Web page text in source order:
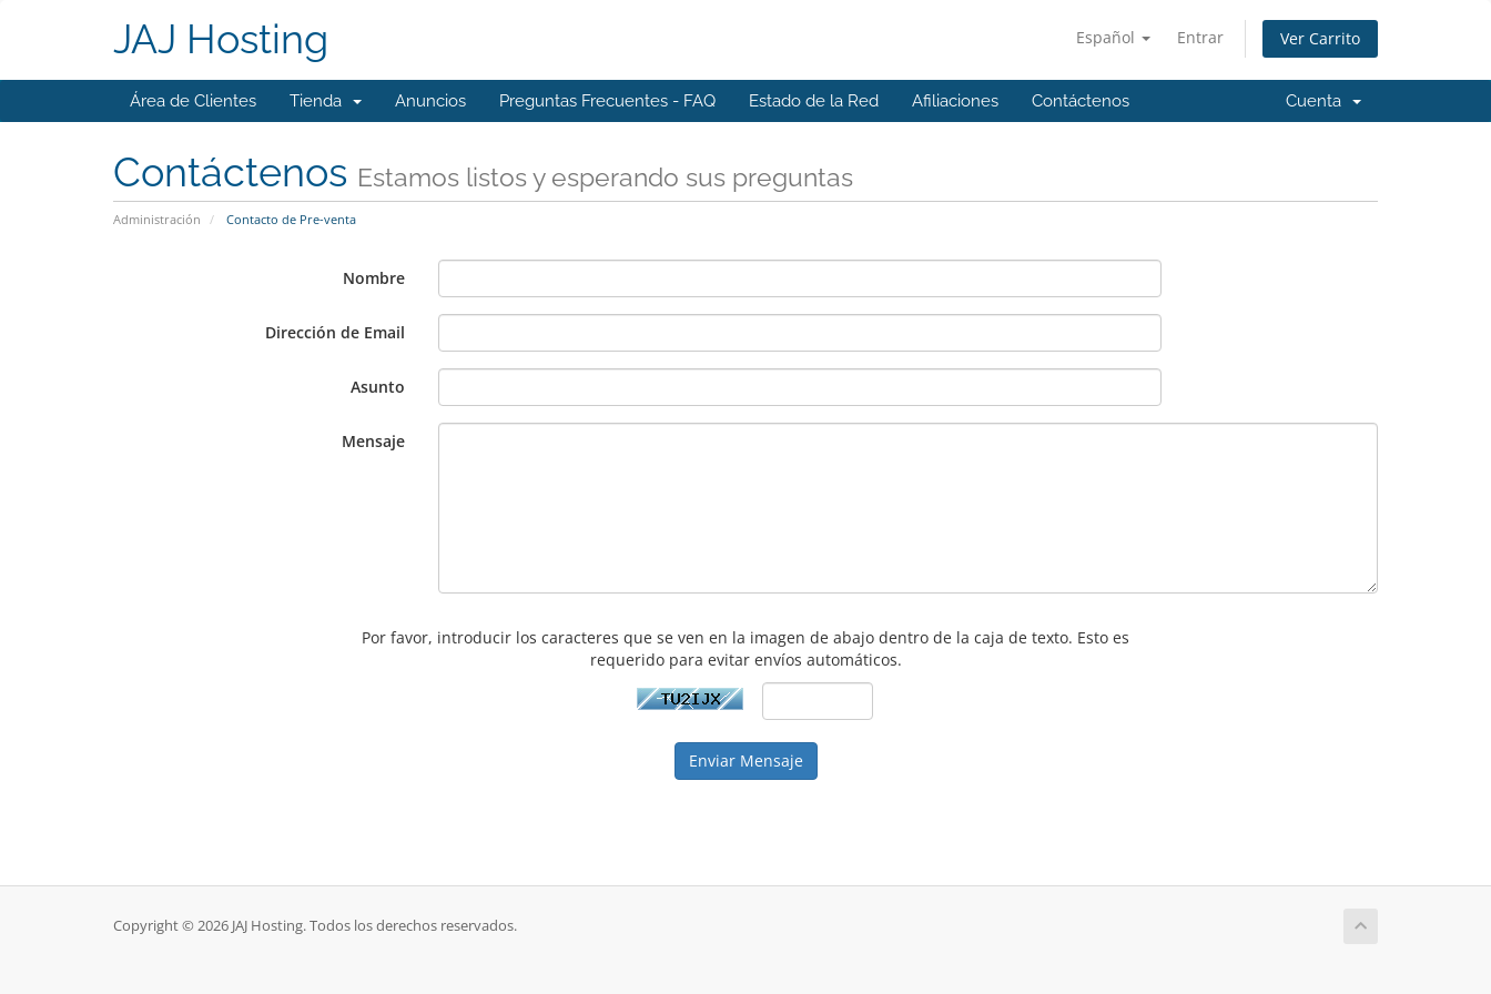
Español Entrar Ver Carrito
JAJ Hosting
Área de Clientes Tienda Anuncios Preguntas Frecuentes - FAQ Estado de la Red Afiliaciones Contáctenos Cuenta
Contáctenos Estamos listos y esperando sus preguntas
Administración Contacto de Pre-venta
Nombre
Dirección de Email
Asunto
Mensaje
Por favor, introducir los caracteres que se ven en la imagen de abajo dentro de la caja de texto. Esto es
requerido para evitar envíos automáticos.
Enviar Mensaje
Copyright © 2026 JAJ Hosting. Todos los derechos reservados.